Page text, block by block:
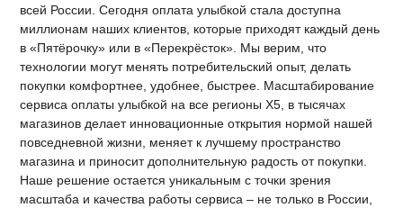
всей России. Сегодня оплата улыбкой стала доступна
миллионам наших клиентов, которые приходят каждый день
в «Пятёрочку» или в «Перекрёсток». Мы верим, что
технологии могут менять потребительский опыт, делать
покупки комфортнее, удобнее, быстрее. Масштабирование
сервиса оплаты улыбкой на все регионы Х5, в тысячах
магазинов делает инновационные открытия нормой нашей
повседневной жизни, меняет к лучшему пространство
магазина и приносит дополнительную радость от покупки.
Наше решение остается уникальным с точки зрения
масштаба и качества работы сервиса – не только в России,